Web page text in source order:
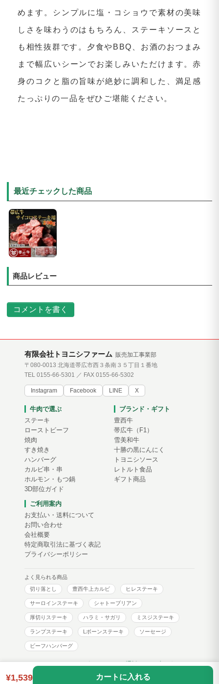
めます。シンプルに塩・コショウで素材の美味
しさを味わうのはもちろん、ステーキソースと
も相性抜群です。夕食やBBQ、お酒のおつまみ
まで幅広いシーンでお楽しみいただけます。赤
身のコクと脂の旨味が絶妙に調和した、満足感
たっぷりの一品をぜひご堪能ください。
最近チェックした商品
商品レビュー
コメントを書く
有限会社トヨニシファーム 販売加工事業部
〒080-0013 北海道帯広市西３条南３５丁目１番地
TEL 0155-66-5301 ／ FAX 0155-66-5302
Instagram Facebook LINE X
牛肉で選ぶ
ステーキ
ローストビーフ
焼肉
すき焼き
ハンバーグ
カルビ串・串
ホルモン・もつ鍋
3D部位ガイド
ブランド・ギフト
豊西牛
帯広牛（F1）
雪美和牛
十勝の黒にんにく
トヨニシソース
レトルト食品
ギフト商品
ご利用案内
お支払い・送料について
お問い合わせ
会社概要
特定商取引法に基づく表記
プライバシーポリシー
よく見られる商品
切り落とし
豊西牛上カルビ ヒレステーキ
サーロインステーキ シャトーブリアン
厚切りステーキ ハラミ・サガリ ミスジステーキ
ランプステーキ Lボーンステーキ ソーセージ
ビーフハンバーグ
トヨニシファーム コーポレートサイト通販サイトブログ
¥1,539 カートに入れる